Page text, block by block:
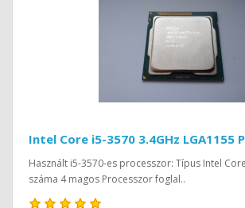
Intel Core i5-3570 3.4GHz LGA1155
Használt i5-3570-es processzor: Típus Intel
száma 4 magos Processzor foglal..